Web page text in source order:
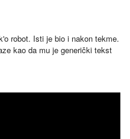
robot. Isti je bio i nakon tekme.
kao da mu je generički tekst